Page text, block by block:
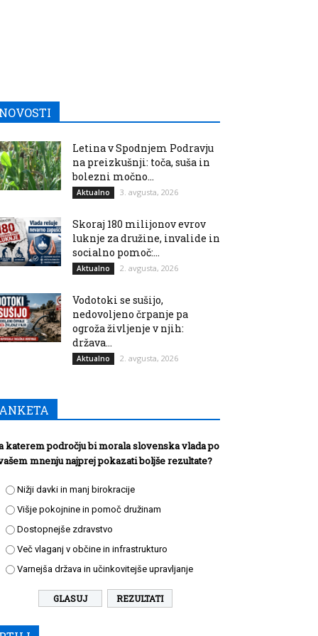
Letina v Spodnjem Podravju
na preizkušnji: toča, suša in
bolezni močno...
Aktualno 3. avgusta, 2026
Skoraj 180 milijonov evrov
luknje za družine, invalide in
socialno pomoč:...
Aktualno 2. avgusta, 2026
Vodotoki se sušijo,
nedovoljeno črpanje pa
ogroža življenje v njih:
država...
Aktualno 2. avgusta, 2026
katerem področju bi morala slovenska vlada po
mnenju najprej pokazati boljše rezultate?
Nižji davki in manj birokracije
Višje pokojnine in pomoč družinam
Dostopnejše zdravstvo
Več vlaganj v občine in infrastrukturo
Varnejša država in učinkovitejše upravljanje
REZULTATI